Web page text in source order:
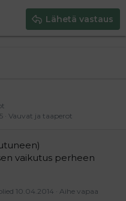
Lähetä vastaus
Vauvat ja taaperot
vaikutus perheen
Aihe vapaa
10.04.2014